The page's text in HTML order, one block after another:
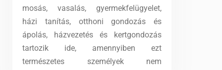
mosás, vasalás, gyermekfelügyelet,
házi tanítás, otthoni gondozás és
ápolás, házvezetés és kertgondozás
tartozik ide, amennyiben ezt
természetes személyek nem